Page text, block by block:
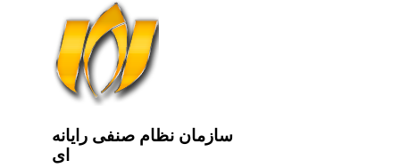
سازمان نظام صنفی رایانه
ای